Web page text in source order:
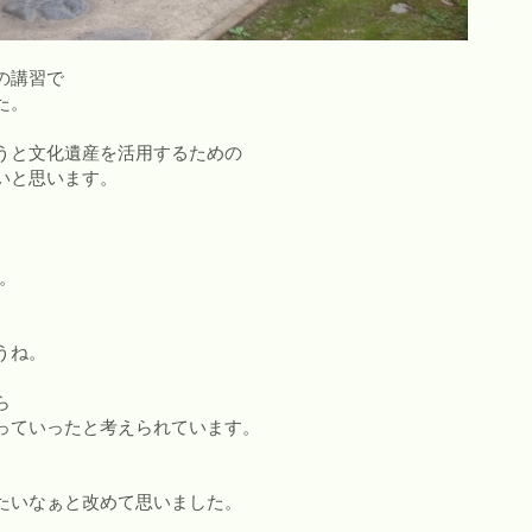
講習で
と文化遺産を活用するための
思います。
。
いったと考えられています。
なぁと改めて思いました。